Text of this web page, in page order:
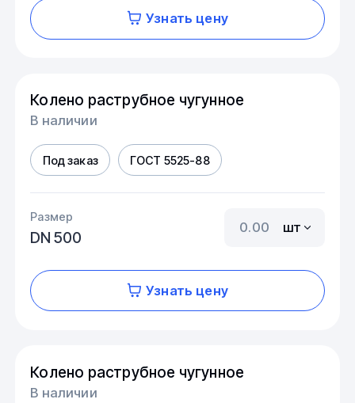
Узнать цену
Колено раструбное чугунное
В наличии
Под заказ ГОСТ 5525-88
Размер
DN 500
шт
Узнать цену
Колено раструбное чугунное
В наличии